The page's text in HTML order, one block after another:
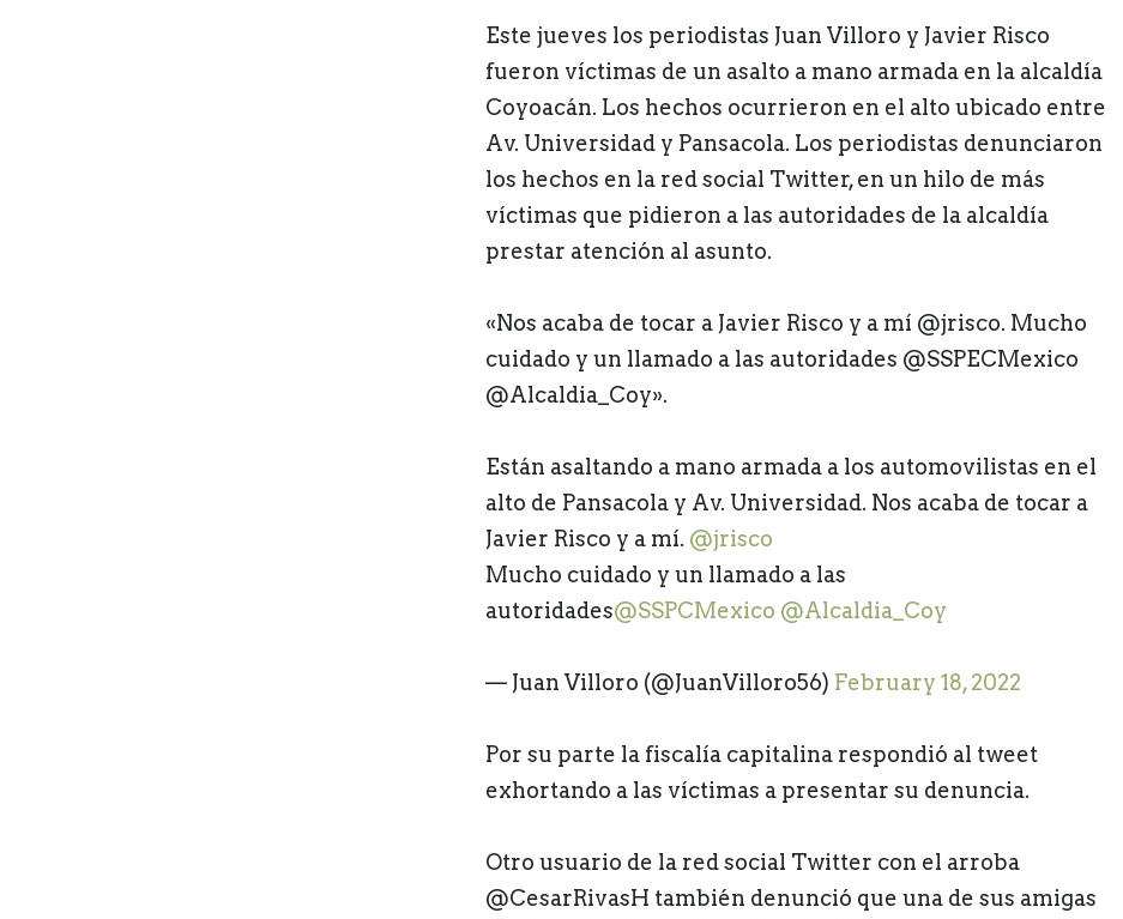
Este jueves los periodistas Juan Villoro y Javier Risco
fueron víctimas de un asalto a mano armada en la alcaldía
Coyoacán. Los hechos ocurrieron en el alto ubicado entre
Av. Universidad y Pansacola. Los periodistas denunciaron
los hechos en la red social Twitter, en un hilo de más
víctimas que pidieron a las autoridades de la alcaldía
prestar atención al asunto.
«Nos acaba de tocar a Javier Risco y a mí @jrisco. Mucho
cuidado y un llamado a las autoridades @SSPECMexico
@Alcaldia_Coy».
Están asaltando a mano armada a los automovilistas en el
alto de Pansacola y Av. Universidad. Nos acaba de tocar a
Javier Risco y a mí. @jrisco
Mucho cuidado y un llamado a las
autoridades@SSPCMexico @Alcaldia_Coy
— Juan Villoro (@JuanVilloro56) February 18, 2022
Por su parte la fiscalía capitalina respondió al tweet
exhortando a las víctimas a presentar su denuncia.
Otro usuario de la red social Twitter con el arroba
@CesarRivasH también denunció que una de sus amigas